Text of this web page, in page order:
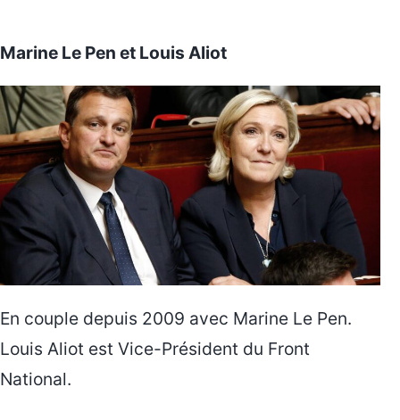
Marine Le Pen et Louis Aliot
En couple depuis 2009 avec Marine Le Pen.
Louis Aliot est Vice-Président du Front
National.